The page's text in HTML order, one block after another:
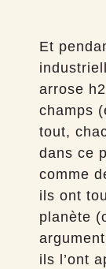
Et
arrose
champs
tout,
dans ce
comme
ils ont
planète
ils l’ont